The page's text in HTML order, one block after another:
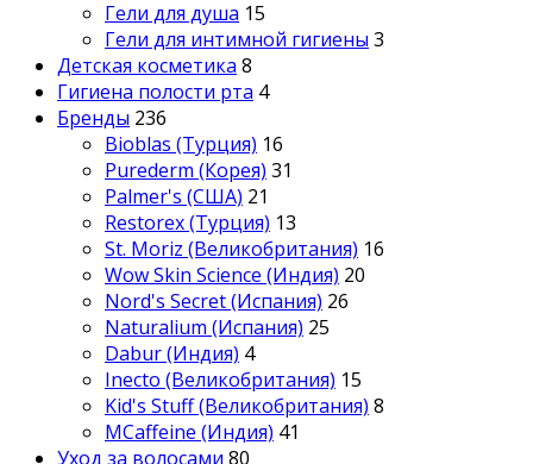
Гели для душа 15
Гели для интимной гигиены 3
Детская косметика 8
Гигиена полости рта 4
Бренды 236
Bioblas (Турция) 16
Purederm (Корея) 31
Palmer's (США) 21
Restorex (Турция) 13
St. Moriz (Великобритания) 16
Wow Skin Science (Индия) 20
Nord's Secret (Испания) 26
Naturalium (Испания) 25
Dabur (Индия) 4
Inecto (Великобритания) 15
Kid's Stuff (Великобритания) 8
MCaffeine (Индия) 41
Уход за волосами 80